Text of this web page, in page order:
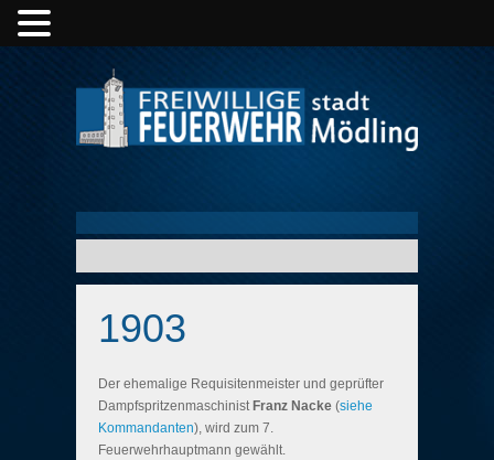
1903
Der ehemalige Requisitenmeister und geprüfter
Dampfspritzenmaschinist Franz Nacke (siehe
Kommandanten), wird zum 7.
Feuerwehrhauptmann gewählt.